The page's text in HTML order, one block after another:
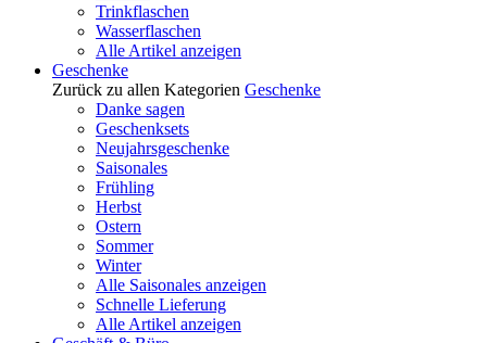
Trinkflaschen
Wasserflaschen
Alle Artikel anzeigen
Geschenke
Zurück zu allen Kategorien Geschenke
Danke sagen
Geschenksets
Neujahrsgeschenke
Saisonales
Frühling
Herbst
Ostern
Sommer
Winter
Alle Saisonales anzeigen
Schnelle Lieferung
Alle Artikel anzeigen